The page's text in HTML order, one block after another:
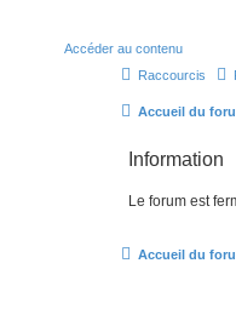
Accéder au contenu
Raccourcis
Accueil du
Information
Le forum est
Accueil du